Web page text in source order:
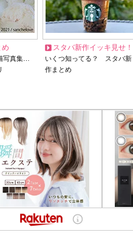
め
写真集…
スタバ新作イッキ見せ！
いくつ知ってる？ スタバ新
作まとめ